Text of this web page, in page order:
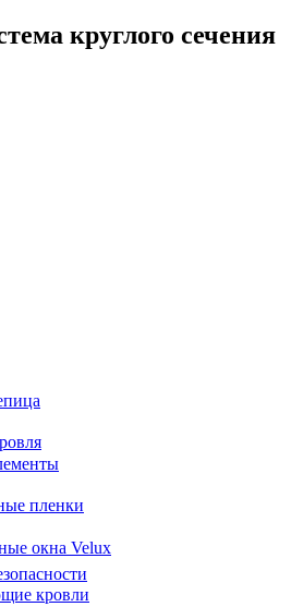
круглого сечения
пленки
окна Velux
кровли